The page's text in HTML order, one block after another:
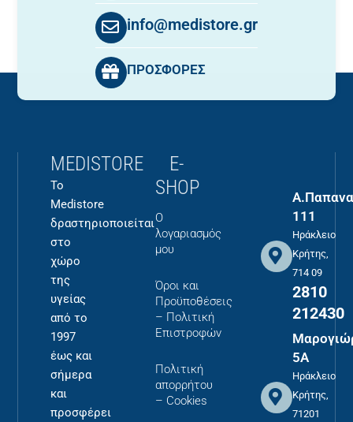
info@medistore.gr
ΠΡΟΣΦΟΡΕΣ
MEDISTORE
Το
Medistore
δραστηριοποιείται
στο
χώρο
της
υγείας
από το
1997
έως και
σήμερα
και
προσφέρει
E-
SHOP
Ο
λογαριασμός
μου
Όροι και
Προϋποθέσεις
– Πολιτική
Επιστροφών
Πολιτική
απορρήτου
– Cookies
111
Ηράκλειο
Κρήτης,
714 09
2810
212430
5Α
Ηράκλειο
Κρήτης,
71201